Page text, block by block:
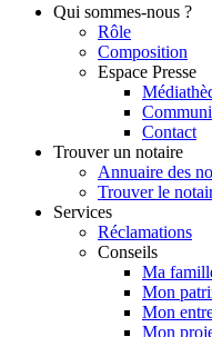
Qui sommes-nous ?
Rôle
Composition
Espace Presse
Contact
Trouver un notaire
Annuaire des
Trouver le
Services
Réclamations
Conseils
Ma
Mon
Mon
Mon